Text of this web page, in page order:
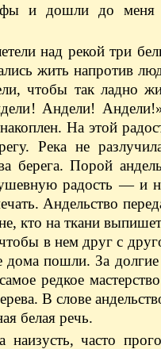
и дошли до меня
над рекой три
жить напротив
чтобы так ладно
Андели!
На этой
Река не
берега. Порой
радость — и
Андельство
кто на ткани
в нем друг с
дома пошли. За
редкое
В слове
белая речь.
наизусть, часто